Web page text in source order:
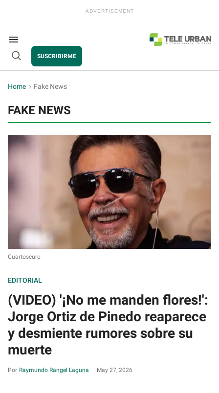
Search
&
Section
Navigation
Open
SUSCRIBIRME
Home > Fake News
FAKE NEWS
Cuartoscuro
EDITORIAL
(VIDEO) '¡No me manden flores!':
Jorge Ortiz de Pinedo reaparece
y desmiente rumores sobre su
muerte
Raymundo Rangel Laguna May 27, 2026